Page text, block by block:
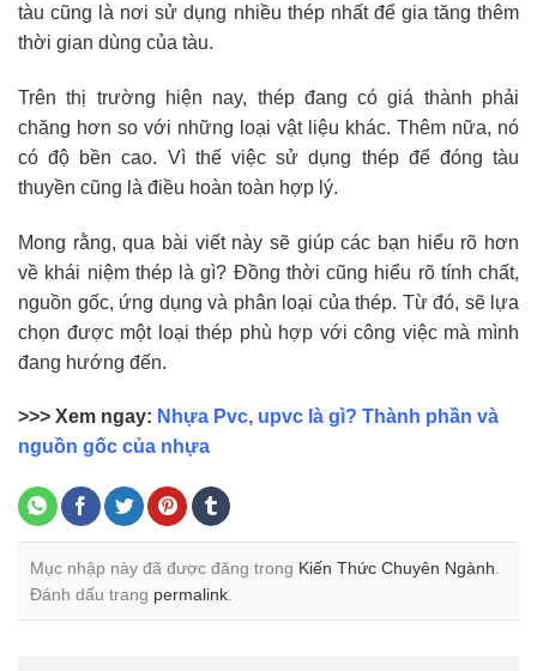
tàu cũng là nơi sử dụng nhiều thép nhất để gia tăng thêm
thời gian dùng của tàu.
Trên thị trường hiện nay, thép đang có giá thành phải
chăng hơn so với những loại vật liệu khác. Thêm nữa, nó
có độ bền cao. Vì thế việc sử dụng thép để đóng tàu
thuyền cũng là điều hoàn toàn hợp lý.
Mong rằng, qua bài viết này sẽ giúp các bạn hiểu rõ hơn
về khái niệm thép là gì? Đồng thời cũng hiểu rõ tính chất,
nguồn gốc, ứng dụng và phân loại của thép. Từ đó, sẽ lựa
chọn được một loại thép phù hợp với công việc mà mình
đang hướng đến.
>>> Xem ngay: Nhựa Pvc, upvc là gì? Thành phần và
nguồn gốc của nhựa
Mục nhập này đã được đăng trong Kiến Thức Chuyên Ngành.
Đánh dấu trang permalink.